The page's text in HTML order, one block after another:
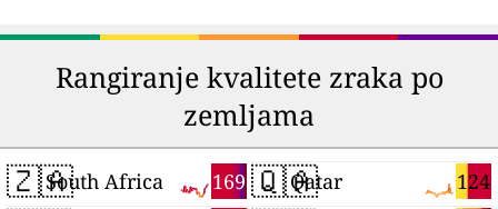
Rangiranje kvalitete zraka po
zemljama
🇿🇦 169
South Africa 🇶🇦 124
Qatar